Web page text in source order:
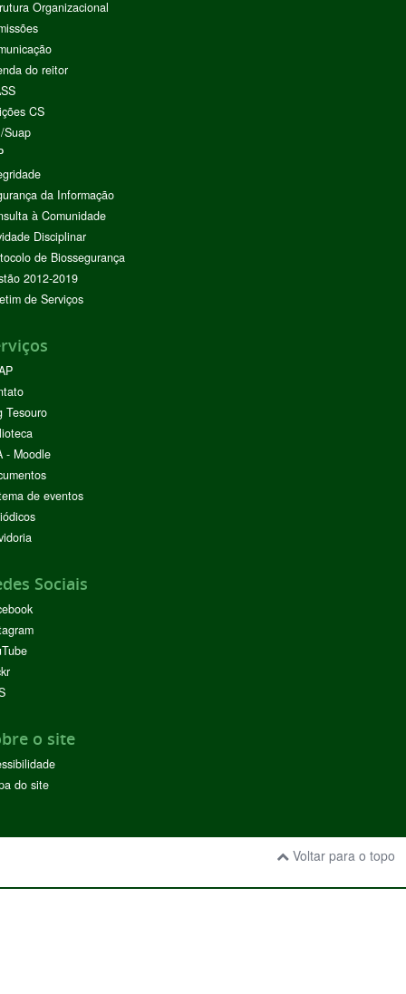
Organizacional
do reitor
CS
Suap
da Informação
à Comunidade
Disciplinar
de Biossegurança
2012-2019
de Serviços
Tesouro
- Moodle
de eventos
Sociais
o site
do site
Voltar para o topo